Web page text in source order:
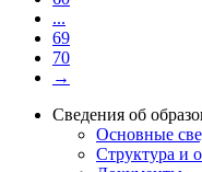
...
69
70
→
Сведения об
Основные
Структура и